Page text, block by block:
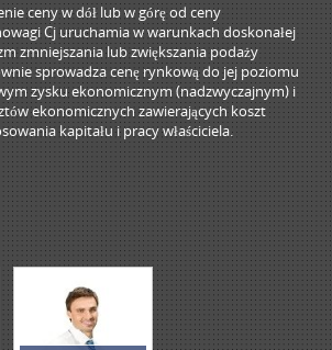
ceny w dół lub w górę od ceny
Cj uruchamia w warunkach doskonałej
zmniejszania lub zwiększania podaży
sprowadza cenę rynkową do jej poziomu
zysku ekonomicznym (nadzwyczajnym) i
ekonomicznych zawierających koszt
kapitału i pracy właściciela.